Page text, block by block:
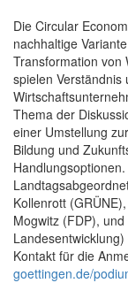
Die Circular
nachhaltige
Transformation von
spielen Verständnis
Thema der
einer Umstellung
Bildung und
Kollenrott
Mogwitz (FDP),
Kontakt für die
goettingen.de/